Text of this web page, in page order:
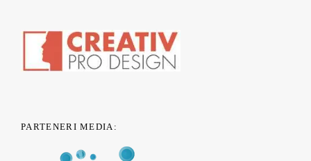
PARTENERI MEDIA: